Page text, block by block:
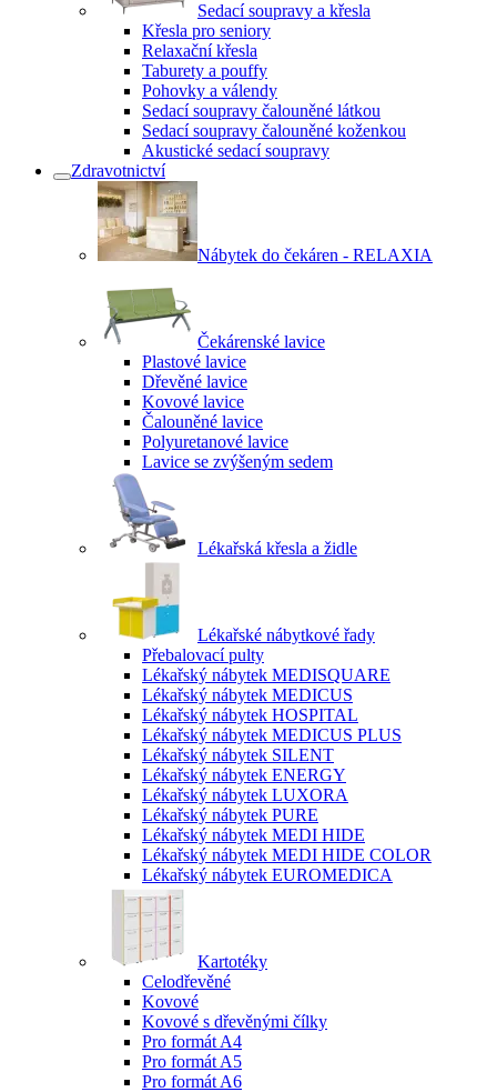
Sedací soupravy a křesla
Křesla pro seniory
Relaxační křesla
Taburety a pouffy
Pohovky a válendy
Sedací soupravy čalouněné látkou
Sedací soupravy čalouněné koženkou
Akustické sedací soupravy
Zdravotnictví
Nábytek do čekáren - RELAXIA
Čekárenské lavice
Plastové lavice
Dřevěné lavice
Kovové lavice
Čalouněné lavice
Polyuretanové lavice
Lavice se zvýšeným sedem
Lékařská křesla a židle
Lékařské nábytkové řady
Přebalovací pulty
Lékařský nábytek MEDISQUARE
Lékařský nábytek MEDICUS
Lékařský nábytek HOSPITAL
Lékařský nábytek MEDICUS PLUS
Lékařský nábytek SILENT
Lékařský nábytek ENERGY
Lékařský nábytek LUXORA
Lékařský nábytek PURE
Lékařský nábytek MEDI HIDE
Lékařský nábytek MEDI HIDE COLOR
Lékařský nábytek EUROMEDICA
Kartotéky
Celodřevěné
Kovové
Kovové s dřevěnými čílky
Pro formát A4
Pro formát A5
Pro formát A6